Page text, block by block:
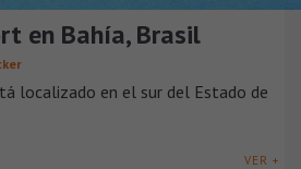
en Bahía, Brasil
localizado en el sur del Estado de
VER +